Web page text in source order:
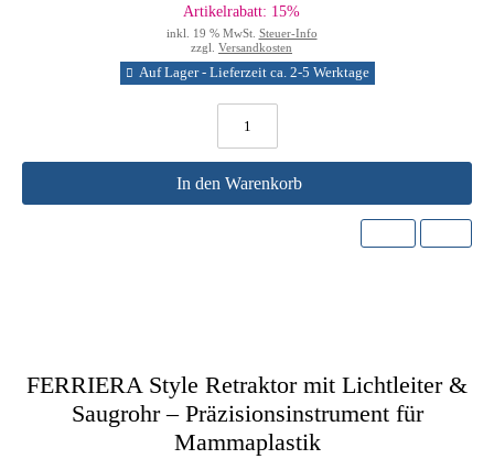
Artikelrabatt: 15%
inkl. 19 % MwSt. Steuer-Info
zzgl. Versandkosten
Auf Lager - Lieferzeit ca. 2-5 Werktage
In den Warenkorb
FERRIERA Style Retraktor mit Lichtleiter &
Saugrohr – Präzisionsinstrument für
Mammaplastik